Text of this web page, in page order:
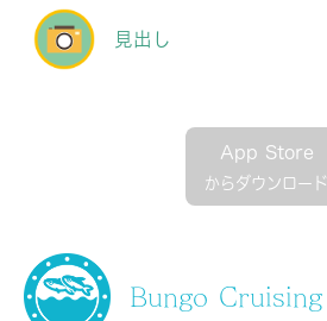
見出し
App Store
からダウンロード
Bungo Cruising